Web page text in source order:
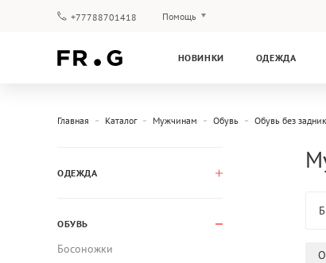
+77788701418 Помощь
НОВИНКИ ОДЕЖДА
Главная Каталог Мужчинам Обувь Обувь без
ОДЕЖДА
ОБУВЬ
Босоножки